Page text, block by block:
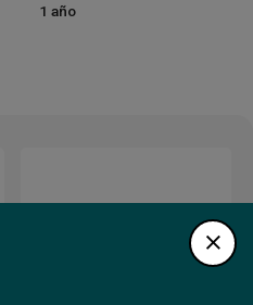
1 año